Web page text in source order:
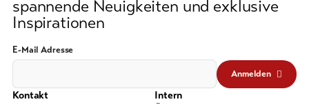
spannende Neuigkeiten und exklusive
Inspirationen
E-Mail Adresse
Anmelden
Kontakt
Intern